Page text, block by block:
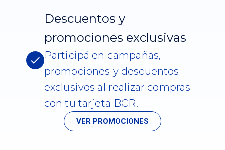
Descuentos y
promociones exclusivas
Participá en campañas,
promociones y descuentos
exclusivos al realizar compras
con tu tarjeta BCR.
VER PROMOCIONES